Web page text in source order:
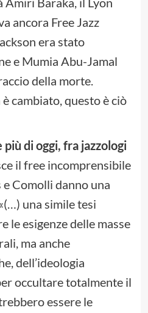
ancora Free Jazz
era stato
e Mumia Abu-Jamal
della morte.
cambiato, questo è ciò
di oggi, fra jazzologi
il free incomprensibile
Comolli danno una
una simile tesi
le esigenze delle masse
ma anche
dell’ideologia
occultare totalmente il
essere le